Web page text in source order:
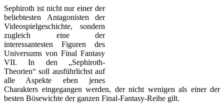
Sephiroth ist nicht nur einer der
beliebtesten Antagonisten der
Videospielgeschichte, sondern
zugleich eine der
interessantesten Figuren des
Universums von Final Fantasy
VII. In den „Sephiroth-
Theorien“ soll ausführlichst auf
alle Aspekte eben jenes
Charakters eingegangen werden, der nicht wenigen als einer der
besten Bösewichte der ganzen Final-Fantasy-Reihe gilt.